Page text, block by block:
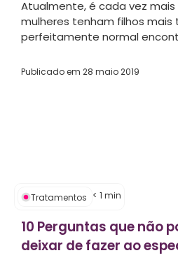
Atualmente, é cada vez
mulheres tenham filhos mais
perfeitamente normal
Publicado em 28 maio 2019
Tratamentos < 1 min
10 Perguntas que não
deixar de fazer ao